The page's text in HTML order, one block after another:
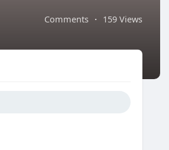
Comments · 159 Views